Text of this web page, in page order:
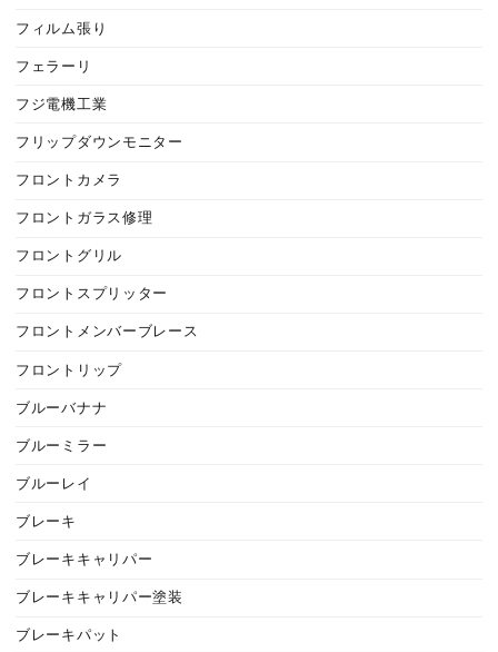
フィルム張り
フェラーリ
フジ電機工業
フリップダウンモニター
フロントカメラ
フロントガラス修理
フロントグリル
フロントスプリッター
フロントメンバーブレース
フロントリップ
ブルーバナナ
ブルーミラー
ブルーレイ
ブレーキ
ブレーキキャリパー
ブレーキキャリパー塗装
ブレーキパット